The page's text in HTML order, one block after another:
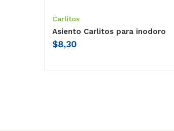
Carlitos
Asiento Carlitos para inodoro
$8,30